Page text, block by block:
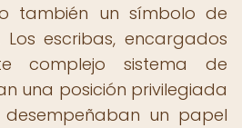
también un símbolo de
escribas, encargados
complejo sistema de
una posición privilegiada
un papel